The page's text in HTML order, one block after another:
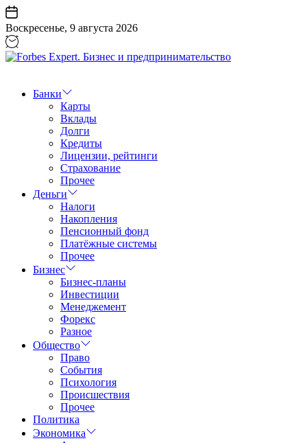
Перейти
к
содержанию
Воскресенье, 9 августа 2026
Бизнес
предпринимательство
Банки
Карты
Вклады
Долги
Кредиты
Лицензии, рейтинги
Страхование
Прочее
Деньги
Налоги
Накопления
Пенсионный фонд
Платёжные системы
Прочее
Бизнес
Бизнес-планы
Инвестиции
Менеджемент
Форекс
Разное
Общество
Право
События
Психология
Происшествия
Прочее
Политика
Экономика